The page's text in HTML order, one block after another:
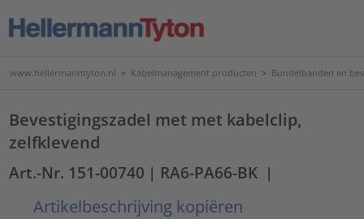
www.hellermanntyton.nl > Kabelmanagement producten > Bundelbanden en
Bevestigingszadel met met kabelclip,
zelfklevend
Art.-Nr. 151-00740 | RA6-PA66-BK |
Artikelbeschrijving kopiëren